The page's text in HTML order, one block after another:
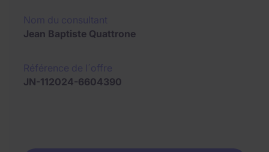
Jean Baptiste Quattrone
JN-112024-6604390